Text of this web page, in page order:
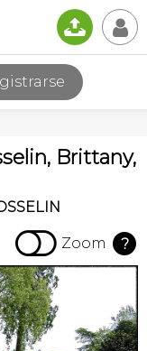
📤 👤
Brittany,
 Zoom ?